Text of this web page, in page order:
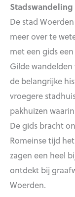
De stad
meer over te
met een gids
Gilde
de belangrijke
vroegere
pakhuizen
De gids bracht
Romeinse tijd
zagen een heel
ontdekt bij
Woerden.